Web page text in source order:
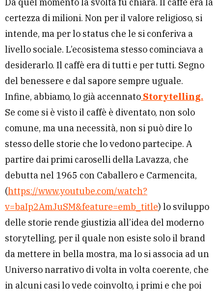
Da quel momento la svolta fu chiara. Il caffè era la
certezza di milioni. Non per il valore religioso, si
intende, ma per lo status che le si conferiva a
livello sociale. L’ecosistema stesso cominciava a
desiderarlo. Il caffè era di tutti e per tutti. Segno
del benessere e dal sapore sempre uguale.
Infine, abbiamo, lo già accennato Storytelling.
Se come si è visto il caffè è diventato, non solo
comune, ma una necessità, non si può dire lo
stesso delle storie che lo vedono partecipe. A
partire dai primi caroselli della Lavazza, che
debutta nel 1965 con Caballero e Carmencita,
(https://www.youtube.com/watch?
v=baIp2AmJuSM&feature=emb_title) lo sviluppo
delle storie rende giustizia all’idea del moderno
storytelling, per il quale non esiste solo il brand
da mettere in bella mostra, ma lo si associa ad un
Universo narrativo di volta in volta coerente, che
in alcuni casi lo vede coinvolto, i primi e che poi